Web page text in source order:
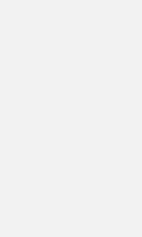
учетных записей, таких
и др.
Active Directory/ LDAP,
целевые системы,
и вставки логинов/